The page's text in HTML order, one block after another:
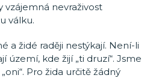
vzájemná nevraživost
válku.
a židé raději nestýkají. Není-li
území, kde žijí „ti druzí“. Jsme
Pro žida určitě žádný